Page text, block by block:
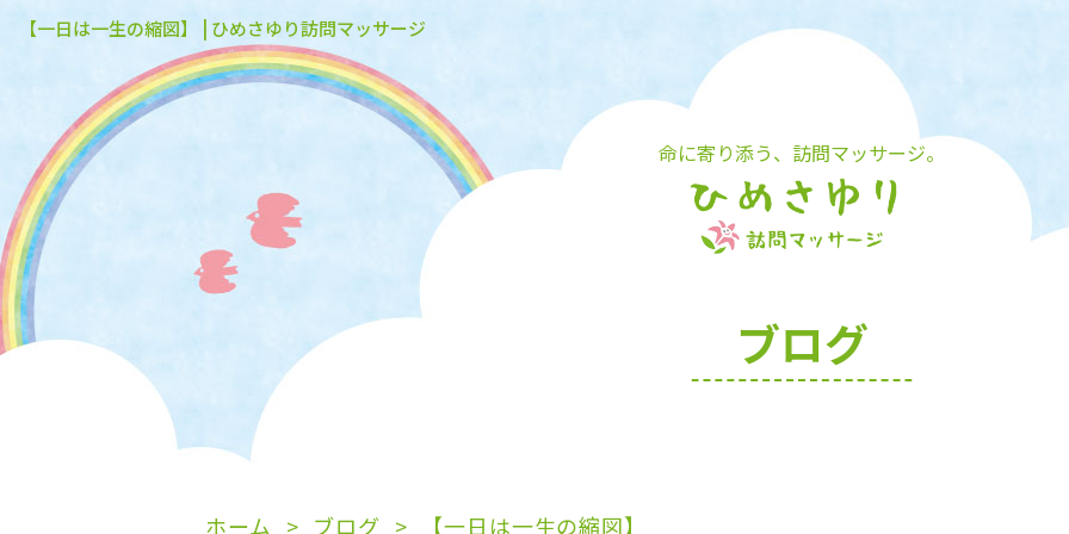
命に寄り添う、訪問マッサージ。
【一日は一生の縮図】 | ひめさゆり訪問マッサージ
ブログ
ホーム ブログ 【一日は一生の縮図】